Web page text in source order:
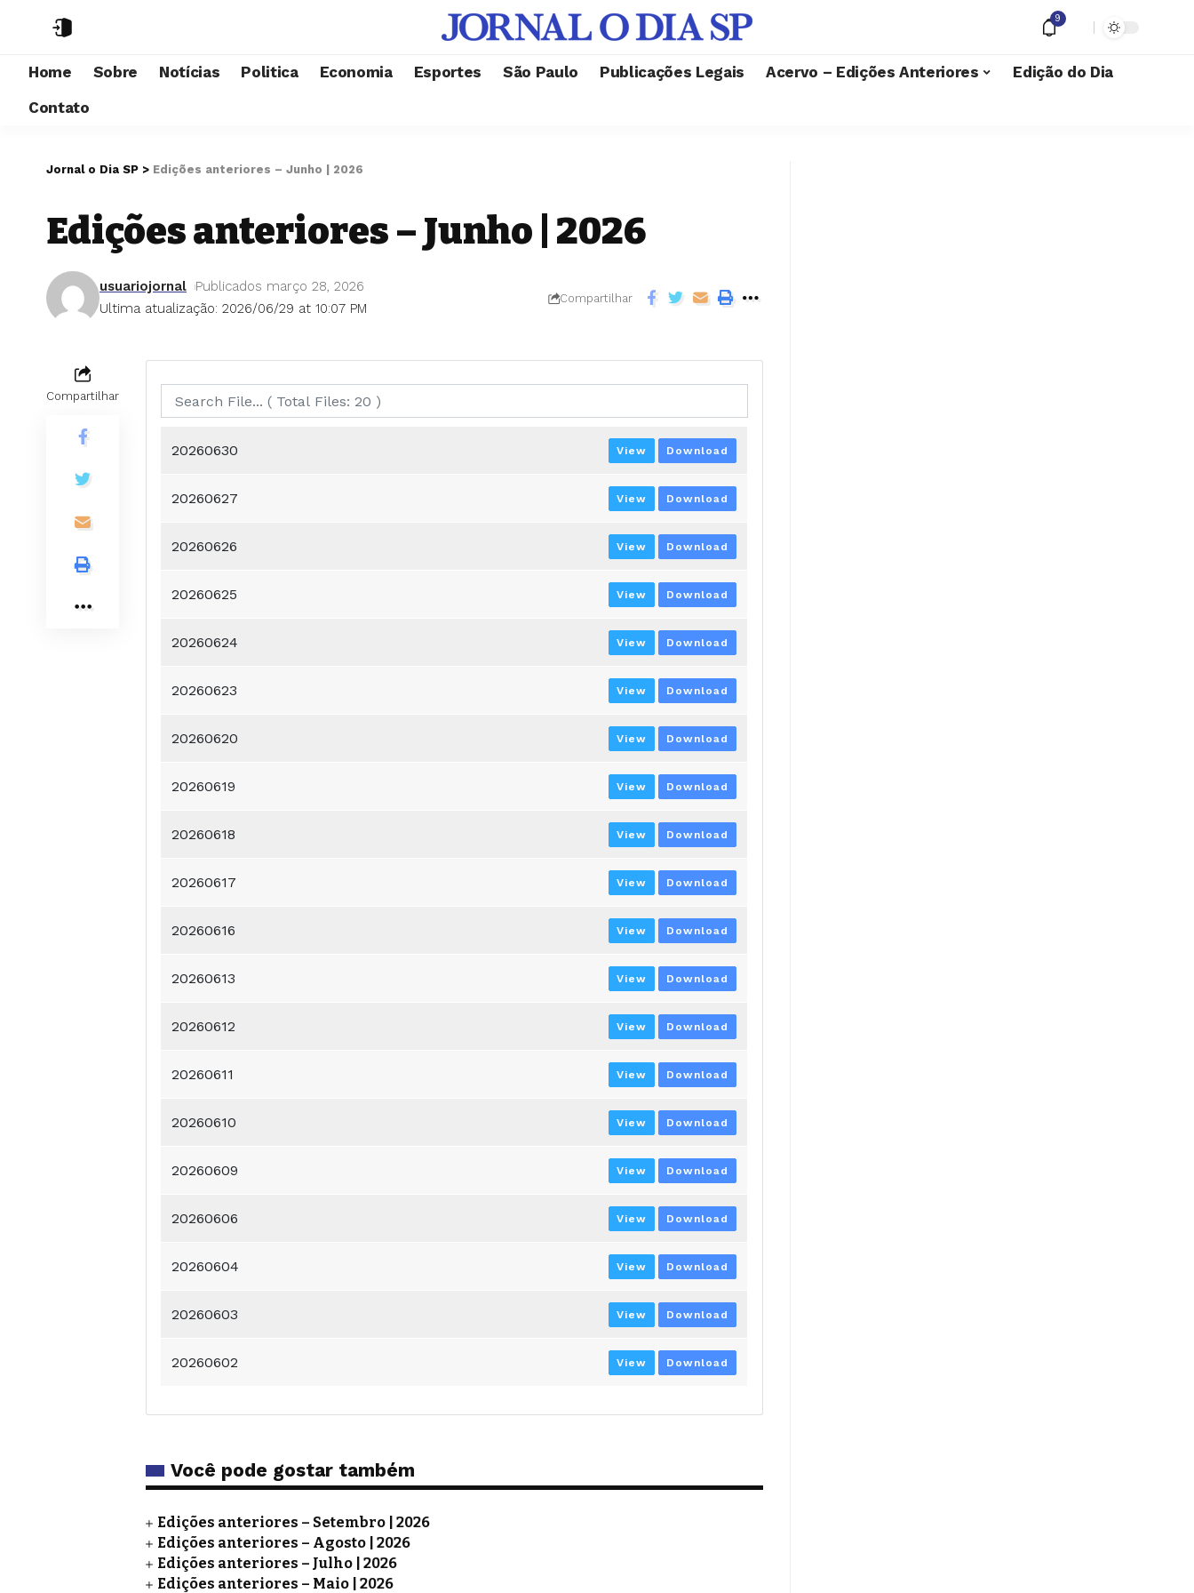
9
Home Sobre Notícias Politica Economia Esportes São Paulo Publicações Legais Acervo – Edições Anteriores
Edição do Dia
Contato
Jornal o Dia SP > Edições anteriores – Junho | 2026
Edições anteriores – Junho | 2026
Ultima atualização: 2026/06/29 at 10:07 PM
usuariojornal Publicados março 28, 2026
Compartilhar
Compartilhar
20260630 View Download
20260627 View Download
20260626 View Download
20260625 View Download
20260624 View Download
20260623 View Download
20260620 View Download
20260619 View Download
20260618 View Download
20260617 View Download
20260616 View Download
20260613 View Download
20260612 View Download
20260611 View Download
20260610 View Download
20260609 View Download
20260606 View Download
20260604 View Download
20260603 View Download
20260602 View Download
Você pode gostar também
Edições anteriores – Setembro | 2026
Edições anteriores – Agosto | 2026
Edições anteriores – Julho | 2026
Edições anteriores – Maio | 2026